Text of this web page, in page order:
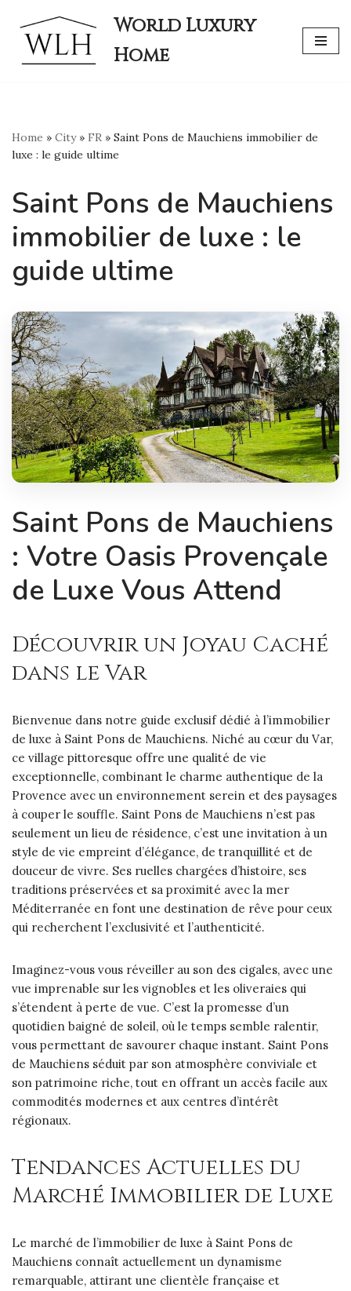
Skip
to
World Luxury
Home
Home » City» FR » Saint Pons de Mauchiens immobilier de
luxe : le guide ultime
Saint Pons de Mauchiens
immobilier de luxe : le
guide ultime
Saint Pons de Mauchiens
: Votre Oasis Provençale
de Luxe Vous Attend
Découvrir un Joyau Caché
dans le Var
Bienvenue dans notre guide exclusif dédié à l’immobilier
de luxe à Saint Pons de Mauchiens. Niché au cœur du Var,
ce village pittoresque offre une qualité de vie
exceptionnelle, combinant le charme authentique de la
Provence avec un environnement serein et des paysages
à couper le souffle. Saint Pons de Mauchiens n’est pas
seulement un lieu de résidence, c’est une invitation à un
style de vie empreint d’élégance, de tranquillité et de
douceur de vivre. Ses ruelles chargées d’histoire, ses
traditions préservées et sa proximité avec la mer
Méditerranée en font une destination de rêve pour ceux
qui recherchent l’exclusivité et l’authenticité.
Imaginez-vous vous réveiller au son des cigales, avec une
vue imprenable sur les vignobles et les oliveraies qui
s’étendent à perte de vue. C’est la promesse d’un
quotidien baigné de soleil, où le temps semble ralentir,
vous permettant de savourer chaque instant. Saint Pons
de Mauchiens séduit par son atmosphère conviviale et
son patrimoine riche, tout en offrant un accès facile aux
commodités modernes et aux centres d’intérêt
régionaux.
Tendances Actuelles du
Marché Immobilier de Luxe
Le marché de l’immobilier de luxe à Saint Pons de
Mauchiens connaît actuellement un dynamisme
remarquable, attirant une clientèle française et